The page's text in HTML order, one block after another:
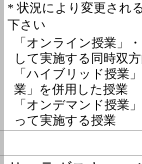
* 状況により変更され
下さい
「オンライン授業」
して実施する同時双
「ハイブリッド授業
業」を併用した授業
「オンデマンド授業
って実施する授業